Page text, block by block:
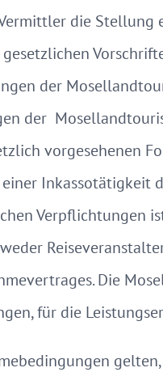
die Stellung
der
der
vorgesehenen
Verpflichtungen
Die
für die